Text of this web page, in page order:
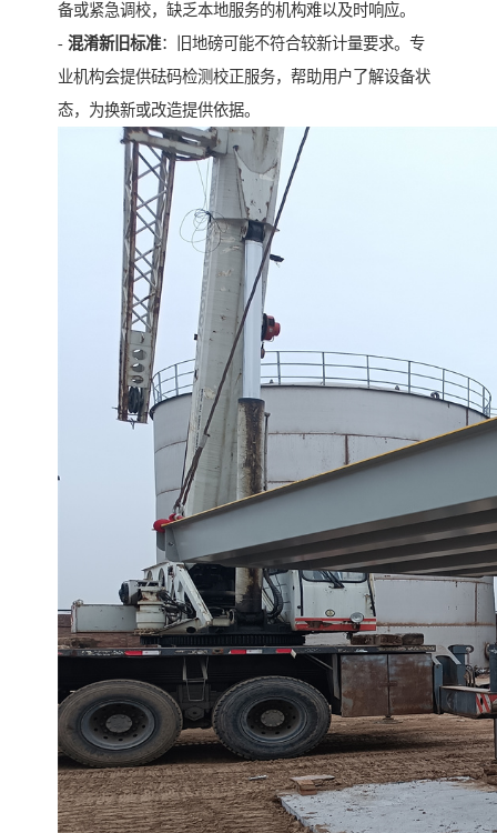
备或紧急调校，缺乏本地服务的机构难以及时响应。
- 混淆新旧标准：旧地磅可能不符合较新计量要求。专
业机构会提供砝码检测校正服务，帮助用户了解设备状
态，为换新或改造提供依据。